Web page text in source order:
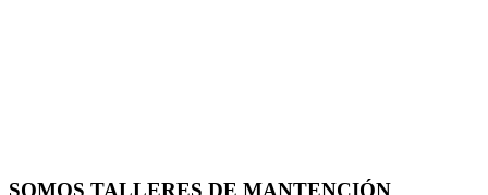
SOMOS TALLERES DE MANTENCIÓN